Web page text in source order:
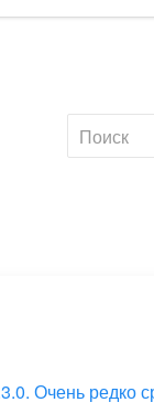
Очень редко